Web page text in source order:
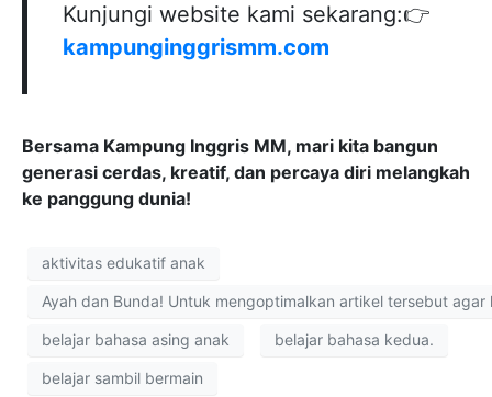
aktivitas edukatif anak
belajar sambil bermain
berikut adalah kumpulan tag yang relevan dan variatif
kecerdasan linguistik
kosa kata bahasa Inggris anak kosakata asing
literasi anak